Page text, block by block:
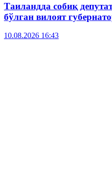
Таиландда собиқ
бўлган вилоят
10.08.2026 16:43